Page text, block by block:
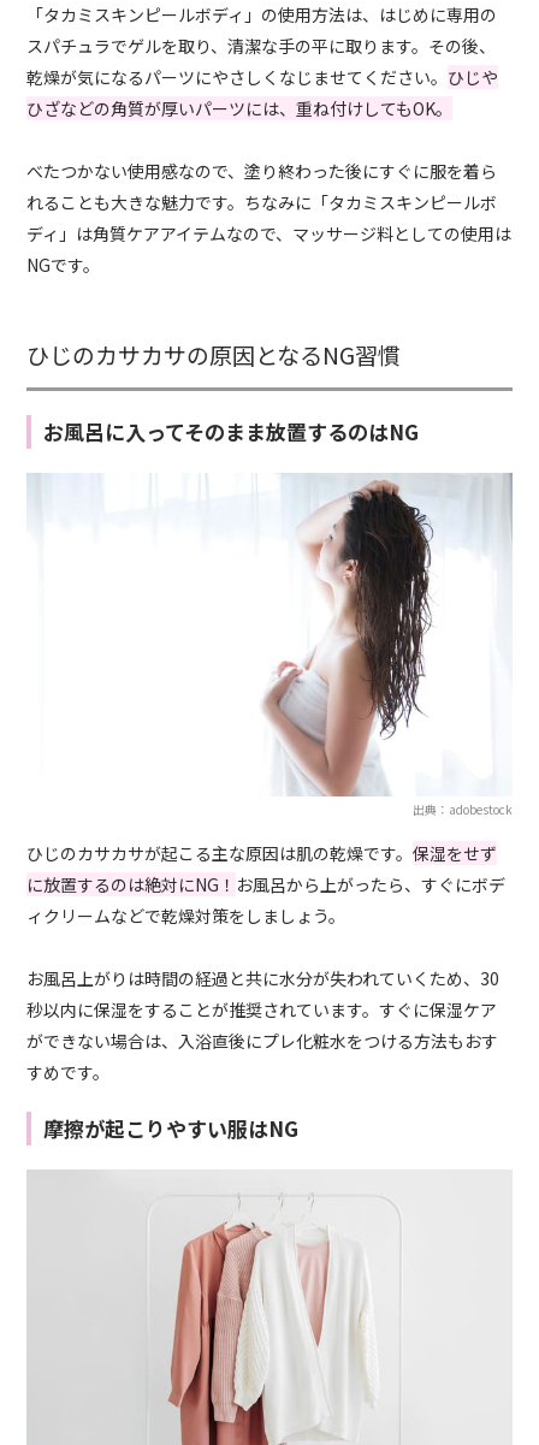
「タカミスキンピールボディ」の使用方法は、はじめに専用の
スパチュラでゲルを取り、清潔な手の平に取ります。その後、
乾燥が気になるパーツにやさしくなじませてください。 ひじや
ひざなどの角質が厚いパーツには、重ね付けしてもOK。
べたつかない使用感なので、塗り終わった後にすぐに服を着ら
れることも大きな魅力です。ちなみに「タカミスキンピールボ
ディ」は角質ケアアイテムなので、マッサージ料としての使用は
NGです。
ひじのカサカサの原因となるNG習慣
お風呂に入ってそのまま放置するのはNG
出典：adobestock
ひじのカサカサが起こる主な原因は肌の乾燥です。保湿をせず
に放置するのは絶対にNG！ お風呂から上がったら、すぐにボデ
ィクリームなどで乾燥対策をしましょう。
お風呂上がりは時間の経過と共に水分が失われていくため、30
秒以内に保湿をすることが推奨されています。すぐに保湿ケア
ができない場合は、入浴直後にプレ化粧水をつける方法もおす
すめです。
摩擦が起こりやすい服はNG